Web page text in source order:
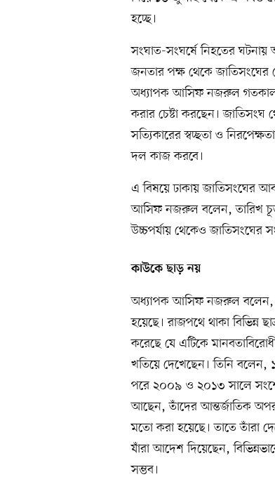
হচ্ছে।
সংঘাত-সংঘর্ষে নিহতের
জনতার পক্ষ থেকে জাতিসংঘের
অধ্যাপক আসিফ নজরুল গতকাল
করার চেষ্টা করছেন। জাতিসংঘ
সত্যিকারের স্বচ্ছতা ও
দল কাজ করবে।
এ বিষয়ে ঢাকায় জাতিসংঘের
আসিফ নজরুল বলেন, তারিখ
উচ্চপর্যায় থেকেও জাতিসংঘের
কাউকে ছাড় নয়
অধ্যাপক আসিফ নজরুল বলেন,
হয়েছে। রাজপথে থাকা বিভিন্ন
করেছে যে এটিকে
খতিয়ে দেখেছেন। তিনি বলেন,
পরে ২০০৯ ও ২০১৩ সালে
আছেন, তাঁদের আন্তর্জাতিক
মতো করা হয়েছে। তাতে তাঁরা
যাঁরা আদেশ দিয়েছেন,
সম্ভব।